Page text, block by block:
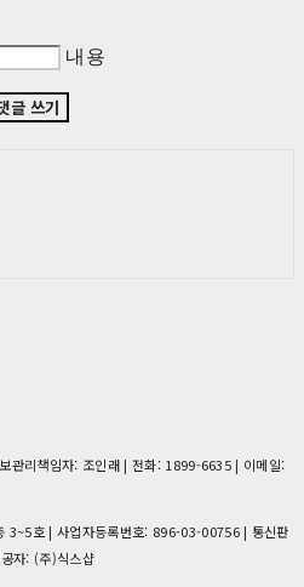
내용
글 쓰기
관리책임자: 조인래 | 전화: 1899-6635 | 이메일:
3~5호 | 사업자등록번호: 896-03-00756| 통신판
자: (주)식스샵